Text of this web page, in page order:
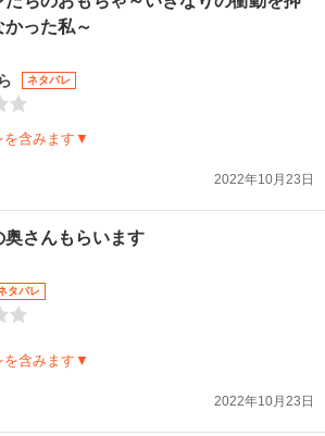
かった私～
ネタバレ
を含みます▼
2022年10月23日
奥さんもらいます
タバレ
を含みます▼
2022年10月23日